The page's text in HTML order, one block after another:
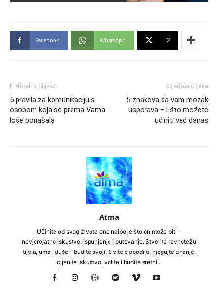
Facebook WhatsApp X
Prethodna objava
5 pravila za komunikaciju s
osobom koja se prema Vama
loše ponašala
Slijedeća objava
5 znakova da vam mozak
usporava – i što možete
učiniti već danas
Atma
Učinite od svog života ono najbolje što on može biti -
nevjerojatno iskustvo, ispunjenje i putovanje. Stvorite ravnotežu
tijela, uma i duše - budite svoji, živite slobodno, njegujte znanje,
cijenite iskustvo, volite i budite sretni...